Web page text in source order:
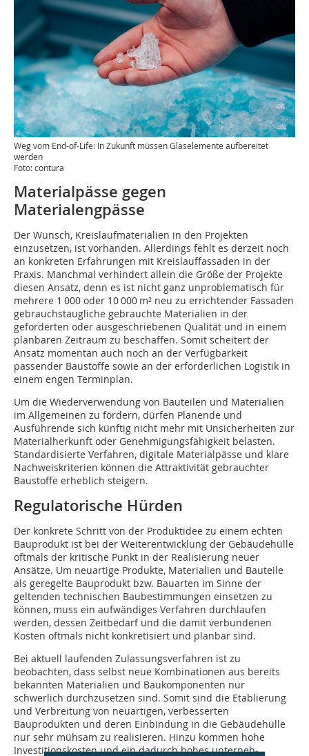
Weg vom End-of-Life: In Zukunft müssen Glaselemente aufbereitet
werden
Foto: contura
Materialpässe gegen
Materialengpässe
Der Wunsch, Kreislaufmaterialien in den Projekten
einzusetzen, ist vorhanden. Allerdings fehlt es derzeit noch
an konkreten Erfahrungen mit Kreislauffassaden in der
Praxis. Manchmal verhindert allein die Größe der Projekte
diesen Ansatz, denn es ist nicht ganz unproblematisch für
mehrere 1 000 oder 10 000 m² neu zu errichtender Fassaden
gebrauchstaugliche gebrauchte Materialien in der
geforderten oder ausgeschriebenen Qualität und in einem
planbaren Zeitraum zu beschaffen. Somit scheitert der
Ansatz momentan auch noch an der Verfügbarkeit
passender Baustoffe sowie an der erforderlichen Logistik in
einem engen Terminplan.
Um die Wiederverwendung von Bauteilen und Materialien
im Allgemeinen zu fördern, dürfen Planende und
Ausführende sich künftig nicht mehr mit Unsicherheiten zur
Materialherkunft oder Genehmigungsfähigkeit belasten.
Standardisierte Verfahren, digitale Materialpässe und klare
Nachweiskriterien können die Attraktivität gebrauchter
Baustoffe erheblich steigern.
Regulatorische Hürden
Der konkrete Schritt von der Produktidee zu einem echten
Bauprodukt ist bei der Weiterentwicklung der Gebäudehülle
oftmals der kritische Punkt in der Realisierung neuer
Ansätze. Um neuartige Produkte, Materialien und Bauteile
als geregelte Bauprodukt bzw. Bauarten im Sinne der
geltenden technischen Baubestimmungen einsetzen zu
können, muss ein aufwändiges Verfahren durchlaufen
werden, dessen Zeitbedarf und die damit verbundenen
Kosten oftmals nicht konkretisiert und planbar sind.
Bei aktuell laufenden Zulassungsverfahren ist zu
beobachten, dass selbst neue Kombinationen aus bereits
bekannten Materialien und Baukomponenten nur
schwerlich durchzusetzen sind. Somit sind die Etablierung
und Verbreitung von neuartigen, verbesserten
Bauprodukten und deren Einbindung in die Gebäudehülle
nur sehr mühsam zu realisieren. Hinzu kommen hohe
Investitionskosten und ein dadurch hohes unterneh­